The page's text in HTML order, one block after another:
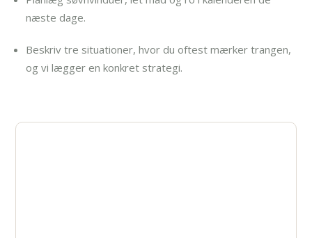
næste dage.
Beskriv tre situationer, hvor du oftest mærker trangen,
og vi lægger en konkret strategi.